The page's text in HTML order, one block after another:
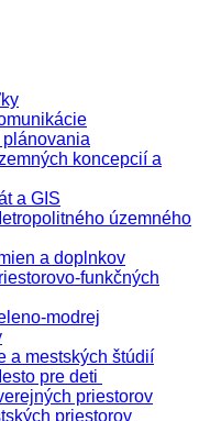
koncepcií a
a GIS
územného
a doplnkov
funkčných
modrej
a mestských štúdií
pre deti
priestorov
priestorov